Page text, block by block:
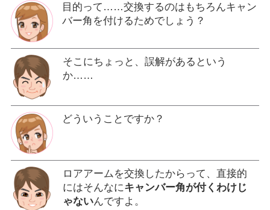
目的って……交換するのはもちろんキャン
バー角を付けるためでしょう？
そこにちょっと、誤解があるという
か……
どういうことですか？
ロアアームを交換したからって、直接的
にはそんなにキャンバー角が付くわけじ
ゃないんですよ。